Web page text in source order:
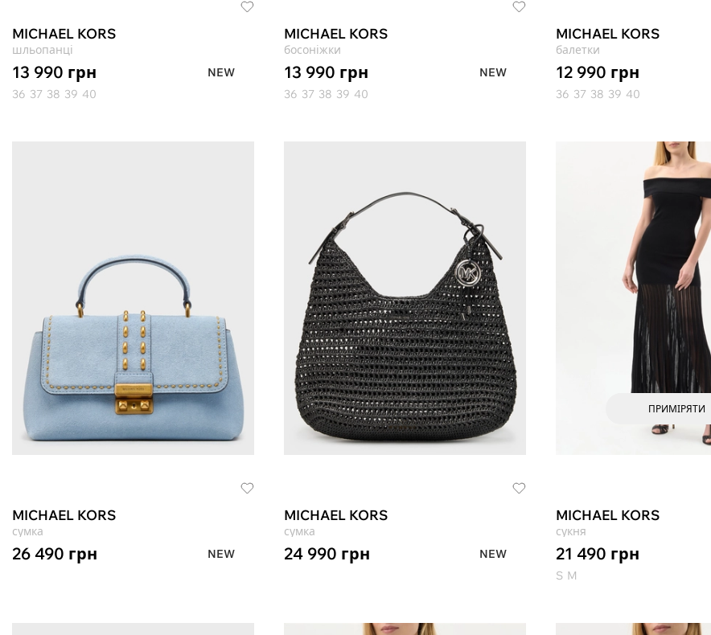
MICHAEL KORS
шльопанці
13 990 грн
NEW
36 37 38 39 40
MICHAEL KORS
босоніжки
13 990 грн
NEW
36 37 38 39 40
MICHAEL KORS
балетки
12 990 грн
36 37 38 39 40
MICHAEL KORS
сумка
26 490 грн NEW
MICHAEL KORS
сумка
24 990 грн NEW
ПРИМІРЯТИ
MICHAEL KORS
сукня
21 490 грн
S M